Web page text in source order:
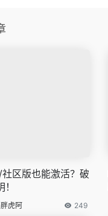
区版也能激活？破
虎阿 249